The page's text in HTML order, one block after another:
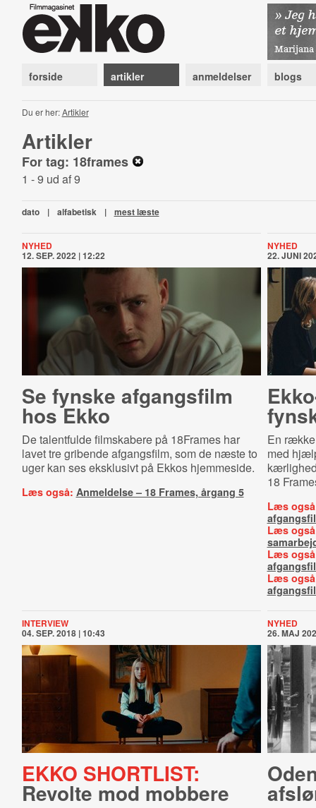
forside artikler anmeldelser blogs
Du er her:Artikler
Artikler
For tag: 18frames
1 - 9 ud af 9
dato | alfabetisk | mest læste
NYHED
12. SEP. 2022 | 12:22
Se fynske afgangsfilm
hos Ekko
De talentfulde filmskabere på 18Frames har
lavet tre gribende afgangsfilm, som de næste to
uger kan ses eksklusivt på Ekkos hjemmeside.
Læs også: Anmeldelse – 18 Frames, årgang 5
NYHED
22. JUNI
En
med
18
Læs
Læs
Læs
Læs
INTERVIEW
04. SEP. 2018 | 10:43
EKKO SHORTLIST:
Revolte mod mobbere
NYHED
26. MAJ